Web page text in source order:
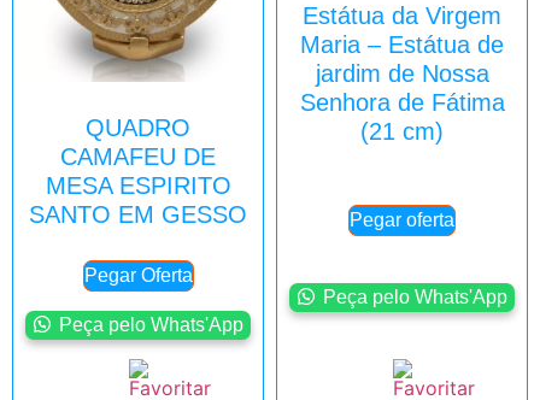
QUADRO
CAMAFEU DE
MESA ESPIRITO
SANTO EM GESSO
Pegar Oferta
Peça pelo Whats'App
Estátua da Virgem
Maria – Estátua de
jardim de Nossa
Senhora de Fátima
(21 cm)
Pegar oferta
Peça pelo Whats'App